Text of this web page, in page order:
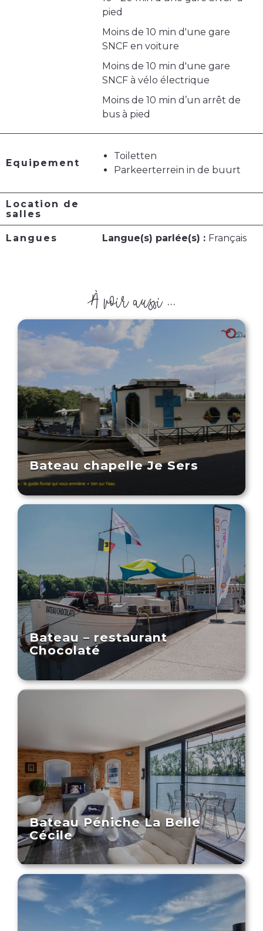
pied
Moins de 10 min d'une gare
SNCF en voiture
Moins de 10 min d'une gare
SNCF à vélo électrique
Moins de 10 min d’un arrêt de
bus à pied
Equipement
Toiletten
Parkeerterrein in de buurt
Location de
salles
Langues Langue(s) parlée(s) : Français
À voir aussi ...
Bateau chapelle Je Sers
Bateau – restaurant
Chocolaté
Bateau Péniche La Belle
Cécile